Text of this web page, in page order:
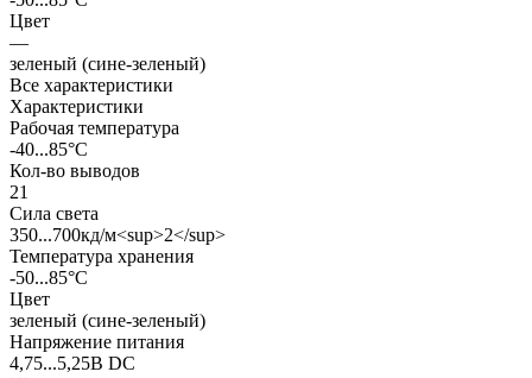
Цвет
—
зеленый (сине-зеленый)
Все характеристики
Характеристики
Рабочая температура
-40...85°C
Кол-во выводов
21
Сила света
350...700кд/м<sup>2</sup>
Температура хранения
-50...85°C
Цвет
зеленый (сине-зеленый)
Напряжение питания
4,75...5,25В DC